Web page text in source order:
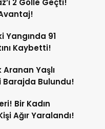
2 Golle Geçti!
91
Kaybetti!
Yaşlı
Barajda Bulundu!
Bir Kadın
Ağır Yaralandı!